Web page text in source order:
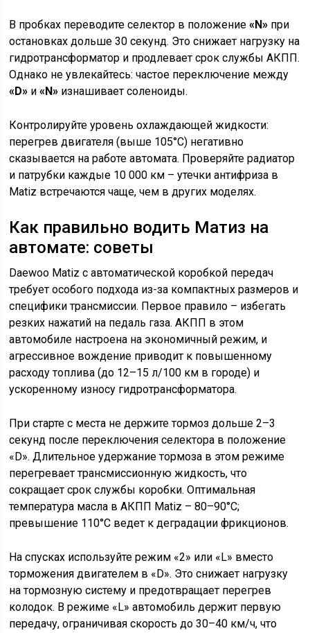
В пробках переводите селектор в положение«N» при
остановках дольше 30 секунд. Это снижает нагрузку на
гидротрансформатор и продлевает срок службы АКПП.
Однако не увлекайтесь: частое переключение между
«D» и«N» изнашивает соленоиды.
Контролируйте уровень охлаждающей жидкости:
перегрев двигателя (выше 105°C) негативно
сказывается на работе автомата. Проверяйте радиатор
и патрубки каждые 10 000 км – утечки антифриза в
Matiz встречаются чаще, чем в других моделях.
Как правильно водить Матиз на
автомате: советы
Daewoo Matiz с автоматической коробкой передач
требует особого подхода из-за компактных размеров и
специфики трансмиссии. Первое правило – избегать
резких нажатий на педаль газа. АКПП в этом
автомобиле настроена на экономичный режим, и
агрессивное вождение приводит к повышенному
расходу топлива (до 12–15 л/100 км в городе) и
ускоренному износу гидротрансформатора.
При старте с места не держите тормоз дольше 2–3
секунд после переключения селектора в положение
«D». Длительное удержание тормоза в этом режиме
перегревает трансмиссионную жидкость, что
сокращает срок службы коробки. Оптимальная
температура масла в АКПП Matiz – 80–90°C;
превышение 110°C ведет к деградации фрикционов.
На спусках используйте режим «2» или «L» вместо
торможения двигателем в «D». Это снижает нагрузку
на тормозную систему и предотвращает перегрев
колодок. В режиме «L» автомобиль держит первую
передачу, ограничивая скорость до 30–40 км/ч, что